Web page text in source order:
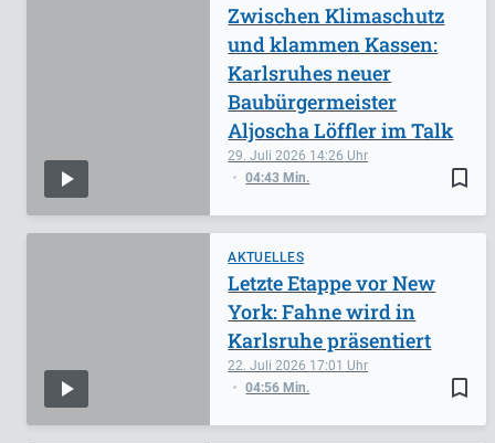
bookmark_border
29. Juli 2026 14:26
04:43 Min.
Zwischen Klimaschutz
und klammen Kassen:
Karlsruhes neuer
Baubürgermeister
Aljoscha Löffler im Talk
AKTUELLES
bookmark_border
22. Juli 2026 17:01
04:56 Min.
Letzte Etappe vor New
York: Fahne wird in
Karlsruhe präsentiert